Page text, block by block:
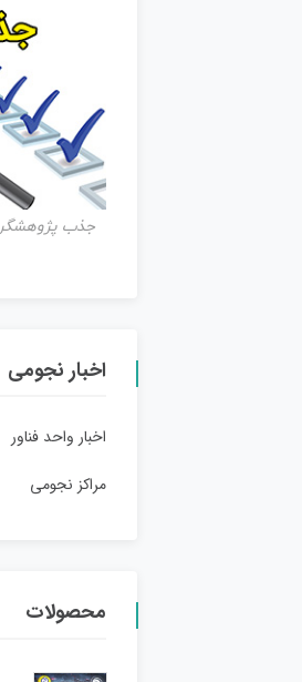
جذب پژوهشگر
اخبار نجومی
اخبار واحد فناور
مراکز نجومی
محصولات